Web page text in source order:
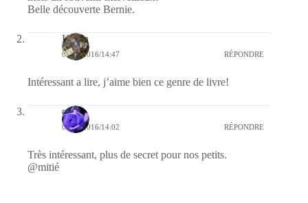
Belle découverte Bernie.
Kévin
09/11/2016/14:47 RÉPONDRE
Intéressant a lire, j’aime bien ce genre de livre!
covix
09/11/2016/14:02 RÉPONDRE
Très intéressant, plus de secret pour nos petits.
@mitié